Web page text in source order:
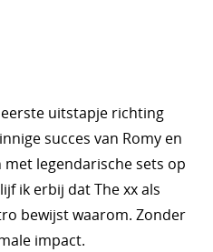
uitstapje richting
succes van Romy en
met legendarische sets op
ik erbij dat The xx als
bewijst waarom. Zonder
impact.